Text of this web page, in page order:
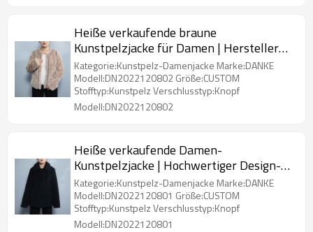
Heiße verkaufende braune
Kunstpelzjacke für Damen | Hersteller
von maßgeschneiderten Damen-
Kunstpelzjacken
Kategorie:Kunstpelz-Damenjacke Marke:DANKE
Modell:DN2022120802 Größe:CUSTOM
Stofftyp:Kunstpelz Verschlusstyp:Knopf
Modell:DN2022120802
Heiße verkaufende Damen-
Kunstpelzjacke | Hochwertiger Design-
Hersteller von Kunstpelzjacken für
Damen
Kategorie:Kunstpelz-Damenjacke Marke:DANKE
Modell:DN2022120801 Größe:CUSTOM
Stofftyp:Kunstpelz Verschlusstyp:Knopf
Modell:DN2022120801